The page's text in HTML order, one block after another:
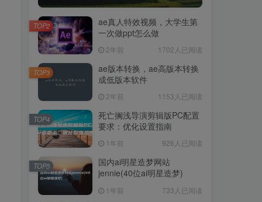
ae真人特效视频，大学生第
一次做ppt怎么做
2年前 1702人已阅读
TOP2
ae版本转换，ae高版本转换
成低版本软件
2年前 1153人已阅读
TOP3
死亡搁浅导演剪辑版PC配置
要求：优化设置指南
1年前 926人已阅读
TOP4
国内ai明星造梦网站
jennie(40位ai明星造梦)
1年前 733人已阅读
TOP5